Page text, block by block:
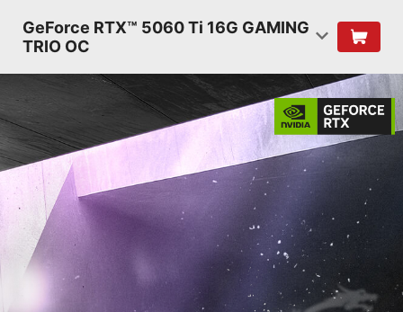
GeForce RTX™ 5060 Ti 16G GAMING
TRIO OC